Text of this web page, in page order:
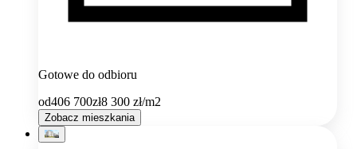
Gotowe do odbioru
od406 700zł8 300 zł/m2
Zobacz mieszkania